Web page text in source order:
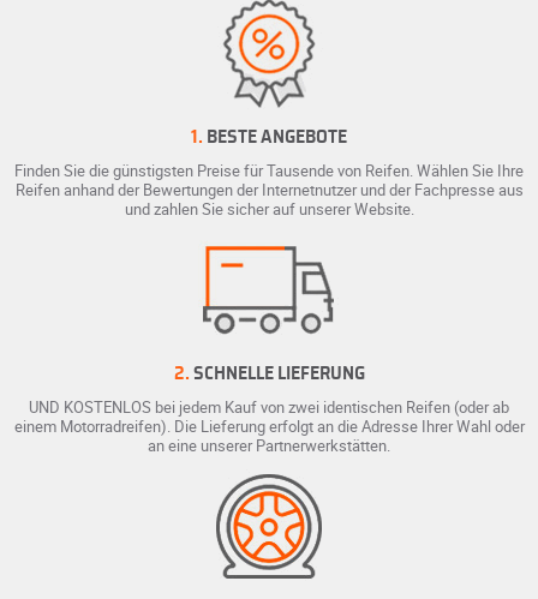
1. BESTE ANGEBOTE
Finden Sie die günstigsten Preise für Tausende von Reifen. Wählen Sie Ihre
Reifen anhand der Bewertungen der Internetnutzer und der Fachpresse aus
und zahlen Sie sicher auf unserer Website.
2. SCHNELLE LIEFERUNG
UND KOSTENLOS bei jedem Kauf von zwei identischen Reifen (oder ab
einem Motorradreifen). Die Lieferung erfolgt an die Adresse Ihrer Wahl oder
an eine unserer Partnerwerkstätten.